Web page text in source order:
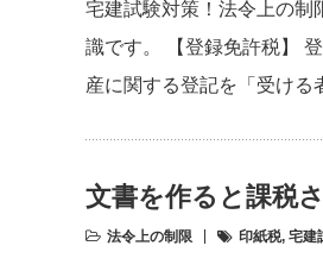
宅建試験対策！法令上の制
識です。 【登録免許税】
産に関する登記を「受け
文書を作ると課税
法令上の制限 印紙税, 宅建